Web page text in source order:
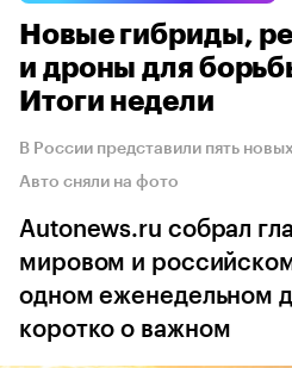
Новые гибриды,
и дроны для
Итоги недели
В России представили пять
Авто сняли на фото
Autonews.ru собрал
мировом и
одном еженедельном
коротко о важном